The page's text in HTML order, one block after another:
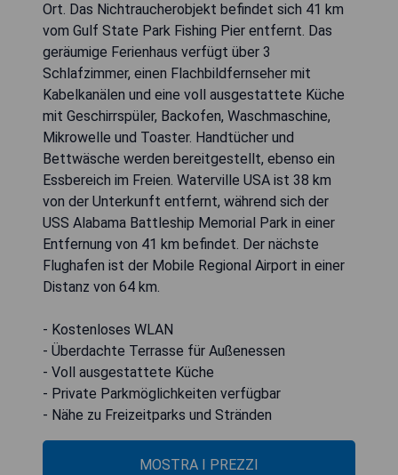
Ort. Das Nichtraucherobjekt befindet sich 41 km
vom Gulf State Park Fishing Pier entfernt. Das
geräumige Ferienhaus verfügt über 3
Schlafzimmer, einen Flachbildfernseher mit
Kabelkanälen und eine voll ausgestattete Küche
mit Geschirrspüler, Backofen, Waschmaschine,
Mikrowelle und Toaster. Handtücher und
Bettwäsche werden bereitgestellt, ebenso ein
Essbereich im Freien. Waterville USA ist 38 km
von der Unterkunft entfernt, während sich der
USS Alabama Battleship Memorial Park in einer
Entfernung von 41 km befindet. Der nächste
Flughafen ist der Mobile Regional Airport in einer
Distanz von 64 km.
- Kostenloses WLAN
- Überdachte Terrasse für Außenessen
- Voll ausgestattete Küche
- Private Parkmöglichkeiten verfügbar
- Nähe zu Freizeitparks und Stränden
MOSTRA I PREZZI